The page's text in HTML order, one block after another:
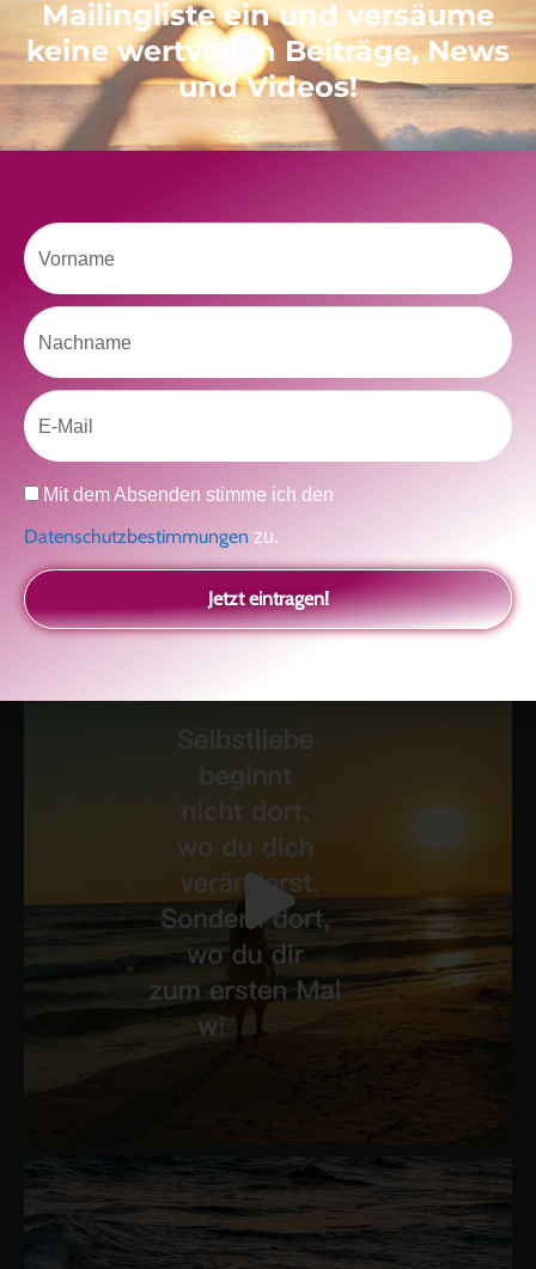
Like uns auf Facebook
Klicke hier, um Marketing-Cookies zu
kolitscher.by.biotic
glückliche Beziehung-The Master KeyAsha und Marie-Luise
Kolitscher
Sisterlove
Mailingliste ein und versäume
keine wertvollen Beiträge, News
und Videos!
Vorname
Nachname
Email
Datenschutz
Mit dem Absenden stimme ich den
Datenschutzbestimmungen zu.
Jetzt eintragen!